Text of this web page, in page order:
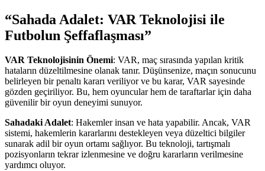
“Sahada Adalet: VAR Teknolojisi ile
Futbolun Şeffaflaşması”
VAR Teknolojisinin Önemi: VAR, maç sırasında yapılan kritik
hataların düzeltilmesine olanak tanır. Düşünsenize, maçın sonucunu
belirleyen bir penaltı kararı veriliyor ve bu karar, VAR sayesinde
gözden geçiriliyor. Bu, hem oyuncular hem de taraftarlar için daha
güvenilir bir oyun deneyimi sunuyor.
Sahadaki Adalet: Hakemler insan ve hata yapabilir. Ancak, VAR
sistemi, hakemlerin kararlarını destekleyen veya düzeltici bilgiler
sunarak adil bir oyun ortamı sağlıyor. Bu teknoloji, tartışmalı
pozisyonların tekrar izlenmesine ve doğru kararların verilmesine
yardımcı oluyor.